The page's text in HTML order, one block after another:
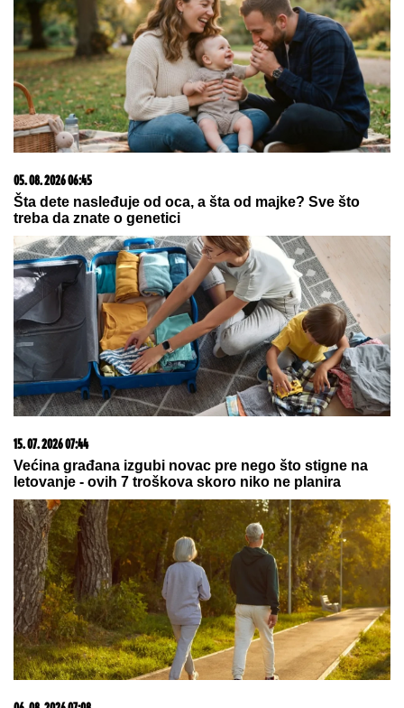
42 godine otac je pronašao, zanemeo je kada je saznao
gde je bila
09. 08. 2026 06:24
Mame, danas ne čistimo kuću. Poštujemo Svetog
Panteliju
03. 08. 2026 13:23
Hibrid broj 1 koji osvaja Evropu, sada po specijalnoj
akcijskoj ceni od 19.990€ do 31.8.